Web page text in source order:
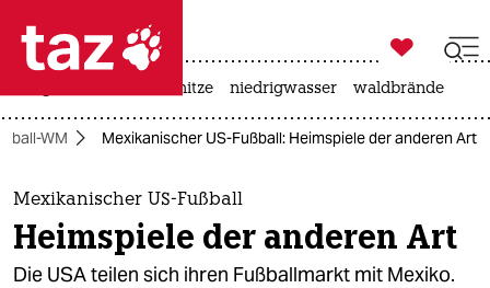
 taz zahl ich
taz zahl ich
themen
politik

taz zahl ich
hitze niedrigwasser waldbrände
WM Mexikanischer US-Fußball: Heimspiele der anderen Art
Mexikanischer US-Fußball
Heimspiele der anderen Art
Die USA teilen sich ihren Fußballmarkt mit Mexiko.